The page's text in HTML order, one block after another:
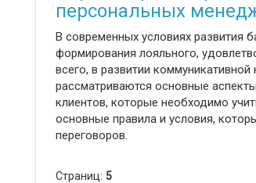
персональных
В современных условиях развития
формирования лояльного,
всего, в развитии
рассматриваются основные
клиентов, которые необходимо
основные правила и условия,
переговоров.
Страниц: 5